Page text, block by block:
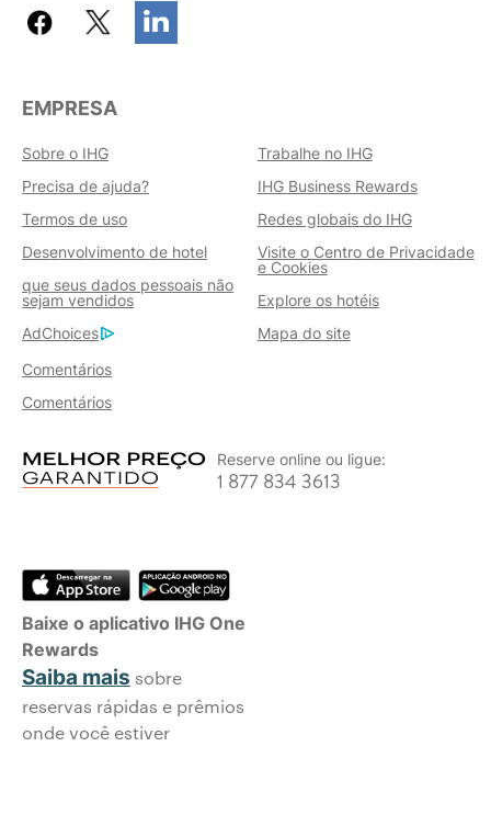
EMPRESA
Sobre o IHG
Trabalhe no IHG
Precisa de ajuda?
IHG Business Rewards
Termos de uso
Redes globais do IHG
Desenvolvimento de hotel
Visite o Centro de Privacidade
e Cookies
que seus dados pessoais não
sejam vendidos
Explore os hotéis
AdChoices
Mapa do site
Comentários
Comentários
Reserve online ou ligue:
1 877 834 3613
Baixe o aplicativo IHG One
Rewards
Saiba mais sobre
reservas rápidas e prêmios
onde você estiver